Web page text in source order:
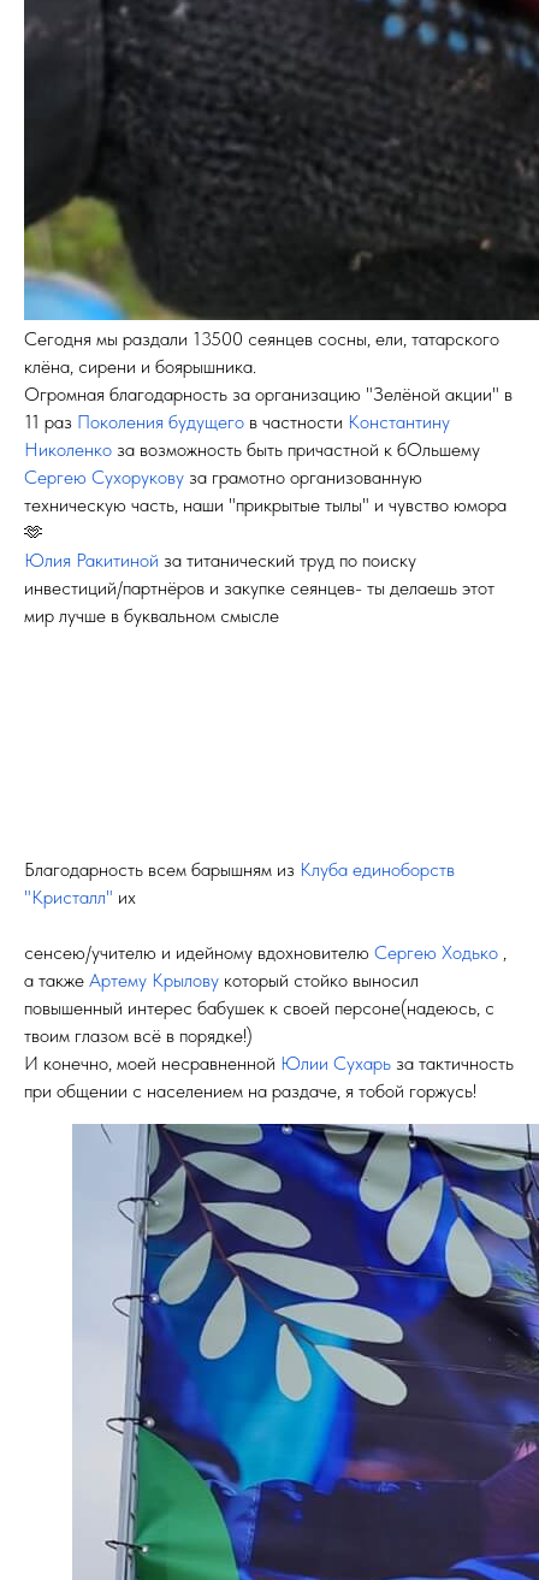
Сегодня мы раздали 13500 сеянцев сосны, ели, татарского
клёна, сирени и боярышника.
Огромная благодарность за организацию "Зелёной акции" в
11 раз Поколения будущего в частности Константину
Николенко за возможность быть причастной к бОльшему
Сергею Сухорукову за грамотно организованную
техническую часть, наши "прикрытые тылы" и чувство юмора
🫶
Юлия Ракитиной за титанический труд по поиску
инвестиций/партнёров и закупке сеянцев- ты делаешь этот
мир лучше в буквальном смысле
Благодарность всем барышням из Клуба единоборств
"Кристалл" их
сенсею/учителю и идейному вдохновителю Сергею Ходько ,
а также Артему Крылову который стойко выносил
повышенный интерес бабушек к своей персоне(надеюсь, с
твоим глазом всё в порядке!)
И конечно, моей несравненной Юлии Сухарь за тактичность
при общении с населением на раздаче, я тобой горжусь!